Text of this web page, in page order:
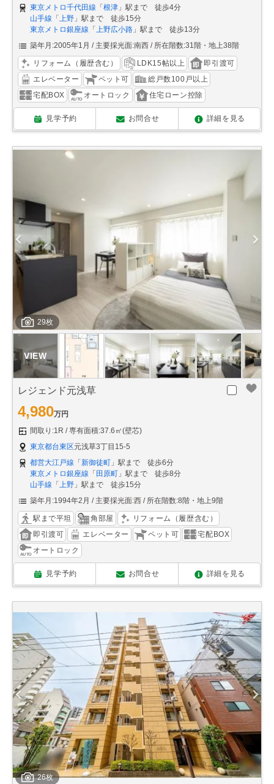
東京メトロ千代田線 「根津 」駅まで 徒歩4分
山手線 「 上野 」駅まで 徒歩15分
東京メトロ銀座線 「 上野広小路 」駅まで 徒歩13分
築年月:2005年1月
主要採光面:南西 所在階数:31階・地上38階
リフォーム（履歴含む） LDK15帖以上
即引渡可
エレベーター
ペット可
総戸数100戸以上
宅配BOX
オートロック 住宅ローン控除
見学予約 お問合せ 詳細を見る
29枚
レジェンド元浅草
4,980万円
間取り:1R
専有面積:37.6㎡(壁芯)
東京都台東区元浅草3丁目15-5
都営大江戸線 「 新御徒町 」駅まで 徒歩6分
東京メトロ銀座線 「 田原町 」駅まで 徒歩8分
山手線 「 上野 」駅まで 徒歩15分
築年月:1994年2月
主要採光面:西 所在階数:8階・地上9階
駅まで平坦 角部屋
リフォーム（履歴含む）
即引渡可
エレベーター ペット可
宅配BOX
オートロック
見学予約 お問合せ 詳細を見る
26枚